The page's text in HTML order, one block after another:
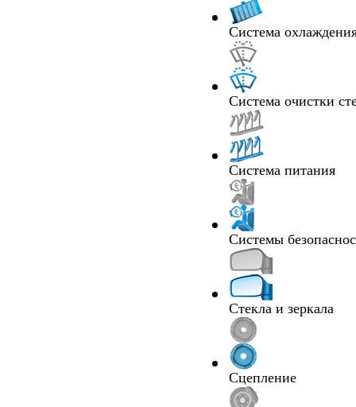
Система
Система очистки
Система питания
Системы
Стекла и зеркала
Сцепление